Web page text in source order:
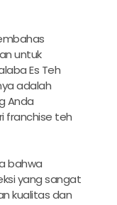
untuk
Es Teh
adalah
Anda
franchise teh
bahwa
yang sangat
kualitas dan